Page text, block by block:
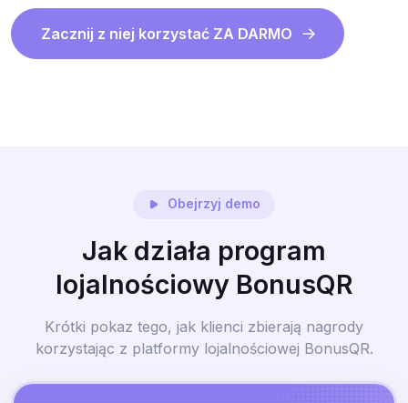
Zacznij z niej korzystać ZA DARMO
Obejrzyj demo
Jak działa program
lojalnościowy BonusQR
Krótki pokaz tego, jak klienci zbierają nagrody
korzystając z platformy lojalnościowej BonusQR.